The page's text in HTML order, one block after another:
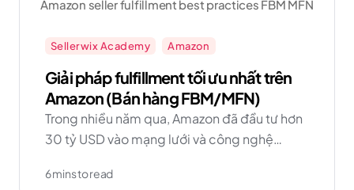
Amazon seller fulfillment best practices FBM MFN
Sellerwix Academy Amazon
Giải pháp fulfillment tối ưu nhất trên
Amazon (Bán hàng FBM/MFN)
Trong nhiều năm qua, Amazon đã đầu tư hơn
30 tỷ USD vào mạng lưới và công nghệ
những người bán thêm FBM vào danh mục
6 mins to read